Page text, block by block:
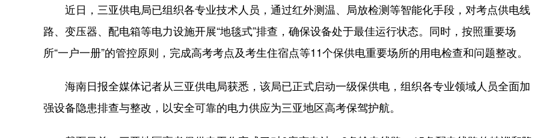
近日，三亚供电局已组织各专业技术人员，通过红外测温、局放检测等智能化手段，对考点供电线
路、变压器、配电箱等电力设施开展“地毯式”排查，确保设备处于最佳运行状态。同时，按照重要场
所“一户一册”的管控原则，完成高考考点及考生住宿点等11个保供电重要场所的用电检查和问题整改。
海南日报全媒体记者从三亚供电局获悉，该局已正式启动一级保供电，组织各专业领域人员全面加
强设备隐患排查与整改，以安全可靠的电力供应为三亚地区高考保驾护航。